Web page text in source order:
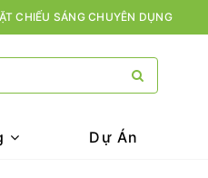
CHIẾU SÁNG CHUYÊN DỤNG
Dự Án